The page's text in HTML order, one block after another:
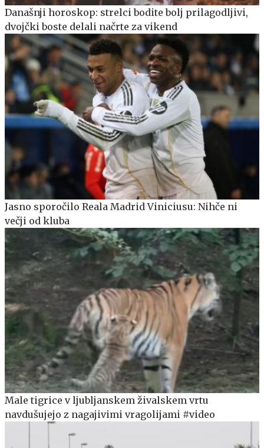
Današnji horoskop: strelci bodite bolj prilagodljivi,
dvojčki boste delali načrte za vikend
Jasno sporočilo Reala Madrid Viniciusu: Nihče ni
večji od kluba
Male tigrice v ljubljanskem živalskem vrtu
navdušujejo z nagajivimi vragolijami #video